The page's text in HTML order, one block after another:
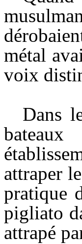
métal
voix
Dans
attraper
pratique
pigliato
attrapé